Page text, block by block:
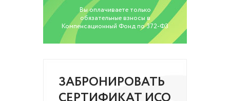
Вы оплачиваете только
обязательные взносы в
Компенсационный Фонд по 372-ФЗ
ЗАБРОНИРОВАТЬ